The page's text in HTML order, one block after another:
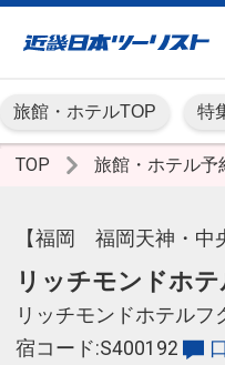
旅館・ホテルTOP 特
TOP 旅館・ホテル予
【福岡 福岡天神・中
リッチモンドホ
リッチモンドホテルフ
宿コード:S400192